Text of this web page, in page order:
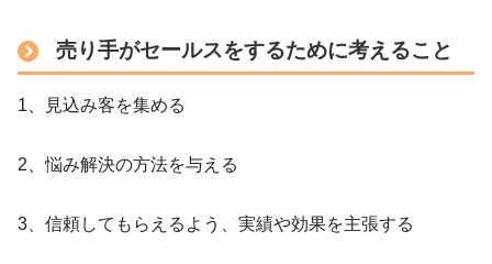
売り手がセールスをするために考えること
1、見込み客を集める
2、悩み解決の方法を与える
3、信頼してもらえるよう、実績や効果を主張する